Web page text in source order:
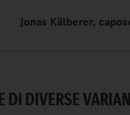
Jonas Kälberer,
DI DIVERSE